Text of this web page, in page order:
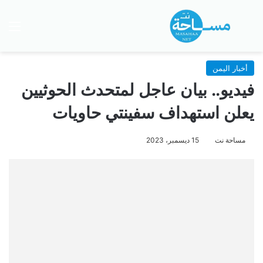
بحث عن
أخبار اليمن
فيديو.. بيان عاجل لمتحدث الحوثيين
يعلن استهداف سفينتي حاويات
مساحة نت 15 ديسمبر، 2023